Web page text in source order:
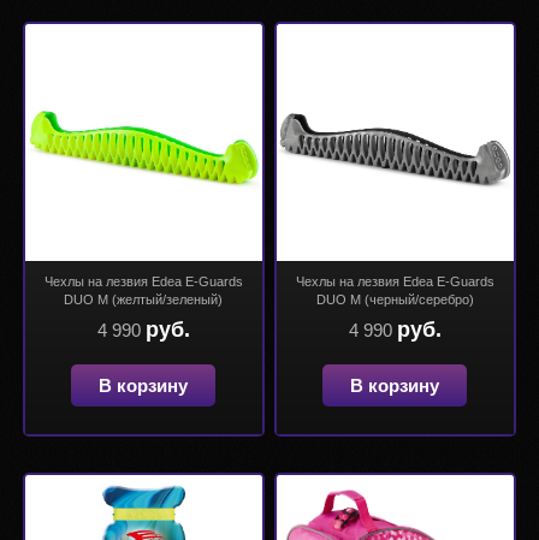
Чехлы на лезвия Edea E-Guards
DUO M (желтый/зеленый)
4 990 руб.
В корзину
Чехлы на лезвия Edea E-Guards
DUO M (черный/серебро)
4 990 руб.
В корзину